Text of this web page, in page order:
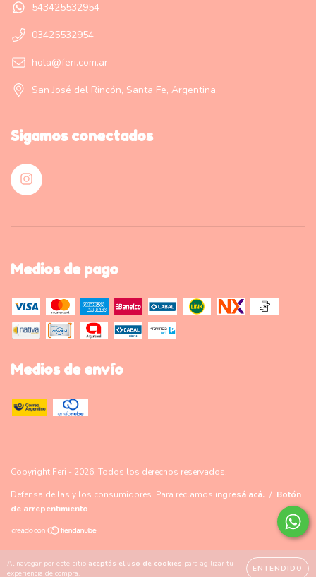
Al navegar por este sitio aceptás el uso de cookies para agilizar tu
experiencia de compra.
ENTENDIDO
543425532954
03425532954
hola@feri.com.ar
San José del Rincón, Santa Fe, Argentina.
Sigamos conectados
Medios de pago
Medios de envío
Copyright Feri - 2026. Todos los derechos reservados.
Defensa de las y los consumidores. Para reclamos ingresá acá. / Botón
de arrepentimiento